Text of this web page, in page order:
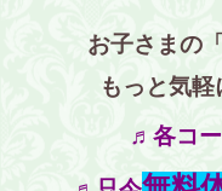
お子さまの
もっと気
♬各コ